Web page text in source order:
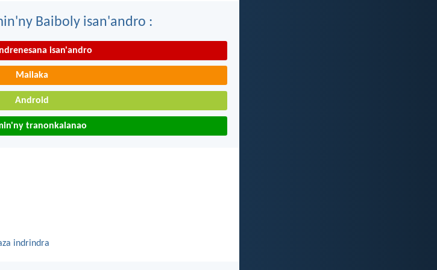
Baiboly isan'andro :
isan'andro
Mailaka
Android
tranonkalanao
indrindra